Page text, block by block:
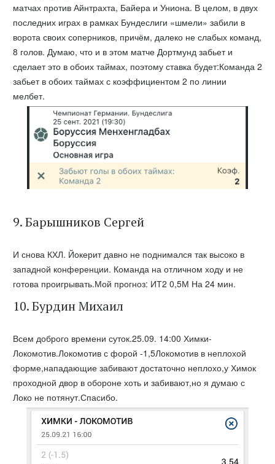
матчах против Айнтрахта, Байера и Униона. В целом, в двух
последних играх в рамках Бундеслиги «шмели» забили в
ворота своих соперников, причём, далеко не слабых команд,
8 голов. Думаю, что и в этом матче Дортмунд забьет и
сделает это в обоих таймах, поэтому ставка будет:Команда 2
забьет в обоих таймах с коэффициентом 2 по линии
мелбет.
9. Барышников Сергей
И снова КХЛ. Йокерит давно не поднимался так высоко в
западной конференции. Команда на отличном ходу и не
готова проигрывать.Мой прогноз: ИТ2 0,5М На 24 мин.
10. Бурдин Михаил
Всем доброго времени суток.25.09. 14:00 Химки-
Локомотив.Локомотив с форой -1,5Локомотив в неплохой
форме,нападающие забивают достаточно неплохо,у Химок
проходной двор в обороне хоть и забивают,но я думаю с
Локо не потянут.Спасибо.